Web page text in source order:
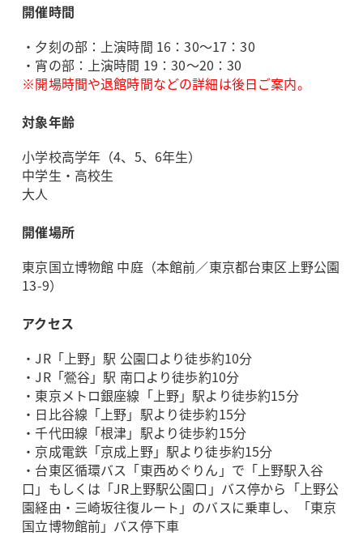
開催時間
・夕刻の部：上演時間 16：30～17：30
・宵の部：上演時間 19：30～20：30
※開場時間や退館時間などの詳細は後日ご案内。
対象年齢
小学校高学年（4、5、6年生）
中学生・高校生
大人
開催場所
東京国立博物館 中庭（本館前／東京都台東区上野公園
13-9）
アクセス
・JR「上野」駅 公園口より徒歩約10分
・JR「鶯谷」駅 南口より徒歩約10分
・東京メトロ銀座線「上野」駅より徒歩約15分
・日比谷線「上野」駅より徒歩約15分
・千代田線「根津」駅より徒歩約15分
・京成電鉄「京成上野」駅より徒歩約15分
・台東区循環バス「東西めぐりん」で「上野駅入谷
口」もしくは「JR上野駅公園口」バス停から「上野公
園経由・三崎坂往復ルート」のバスに乗車し、「東京
国立博物館前」バス停下車